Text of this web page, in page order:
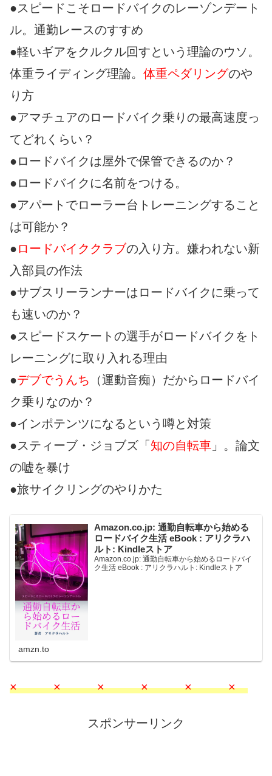
●スピードこそロードバイクのレーゾンデート
ル。通勤レースのすすめ
●軽いギアをクルクル回すという理論のウソ。
体重ライディング理論。 体重ペダリングのや
り方
●アマチュアのロードバイク乗りの最高速度っ
てどれくらい？
●ロードバイクは屋外で保管できるのか？
●ロードバイクに名前をつける。
●アパートでローラー台トレーニングすること
は可能か？
●ロードバイククラブの入り方。嫌われない新
入部員の作法
●サブスリーランナーはロードバイクに乗って
も速いのか？
●スピードスケートの選手がロードバイクをト
レーニングに取り入れる理由
●デブでうんち （運動音痴）だからロードバイ
ク乗りなのか？
●インポテンツになるという噂と対策
●スティーブ・ジョブズ「知の自転車 」。論文
の嘘を暴け
●旅サイクリングのやりかた
Amazon.co.jp: 通勤自転車から始める
ロードバイク生活 eBook : アリクラハ
ルト: Kindleストア
Amazon.co.jp: 通勤自転車から始めるロードバイ
ク生活 eBook : アリクラハルト: Kindleストア
amzn.to
× × × × × ×
スポンサーリンク